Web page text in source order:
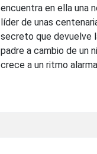
encuentra en ella una
líder de unas
secreto que devuelve
padre a cambio de un
crece a un ritmo